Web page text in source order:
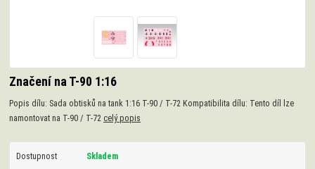
Značení na T-90 1:16
Popis dílu: Sada obtisků na tank 1:16 T-90 / T-72 Kompatibilita dílu: Tento díl lze
namontovat na T-90 / T-72 celý popis
Dostupnost Skladem